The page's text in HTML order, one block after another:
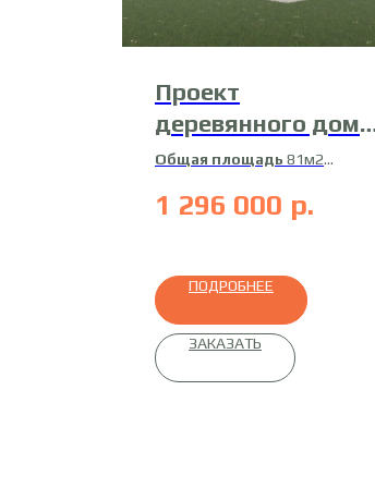
Проект
деревянного дома
21-ДБ-3
Общая площадь 81м2
Материалпрофилированный
1 296 000 р.
ПОДРОБНЕЕ
ЗАКАЗАТЬ